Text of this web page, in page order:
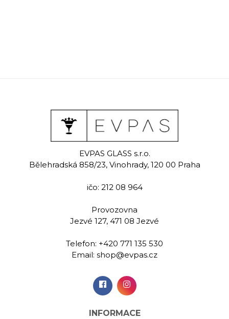
Tender
Dekantér na víno 1500
ml
Přidat do
EVPAS GLASS s.r.o.
Bělehradská 858/23, Vinohrady, 120 00 Praha
ičo: 212 08 964
Provozovna
Jezvé 127, 471 08 Jezvé
Telefon: +420 771 135 530
Email: shop@evpas.cz
INFORMACE